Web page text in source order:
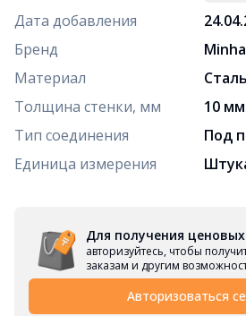
Дата добавления
Бренд
Материал
Толщина стенки, мм
10 мм
Тип соединения
Под
Единица измерения
Для получения
авторизуйтесь, чтобы
заказам и другим
Авторизоваться